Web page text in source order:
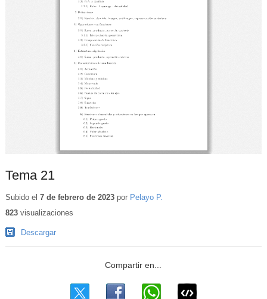
Tema 21
Subido el 7 de febrero de 2023por Pelayo P.
823visualizaciones
Descargar